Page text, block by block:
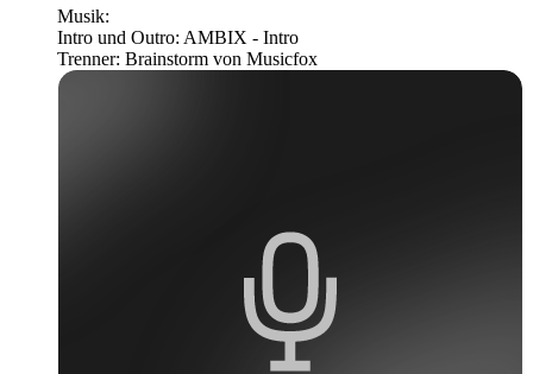
Musik:
Intro und Outro: AMBIX - Intro
Trenner: Brainstorm von ⁠⁠Musicfox⁠⁠